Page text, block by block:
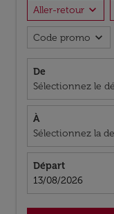
Aller-retour expand_more
Code promo expand_more
De
Sélectionnez le
À
Sélectionnez la
Départ
fc-booking-
13/08/2026